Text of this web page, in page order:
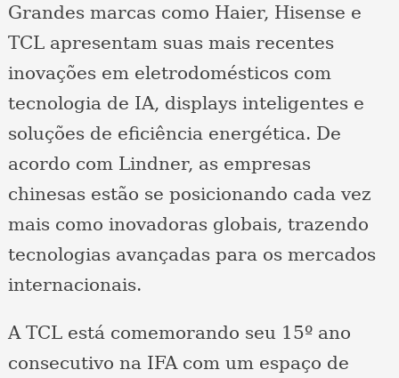
Grandes marcas como Haier, Hisense e
TCL apresentam suas mais recentes
inovações em eletrodomésticos com
tecnologia de IA, displays inteligentes e
soluções de eficiência energética. De
acordo com Lindner, as empresas
chinesas estão se posicionando cada vez
mais como inovadoras globais, trazendo
tecnologias avançadas para os mercados
internacionais.
A TCL está comemorando seu 15º ano
consecutivo na IFA com um espaço de